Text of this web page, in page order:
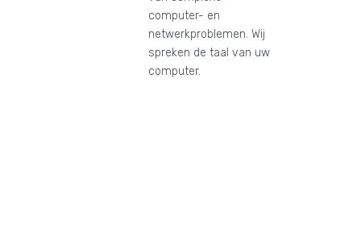
computer- en
netwerkproblemen. Wij
spreken de taal van uw
computer.